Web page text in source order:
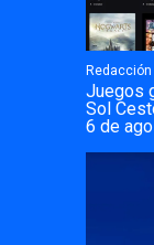
Redacción
Juegos
Sol
6 de